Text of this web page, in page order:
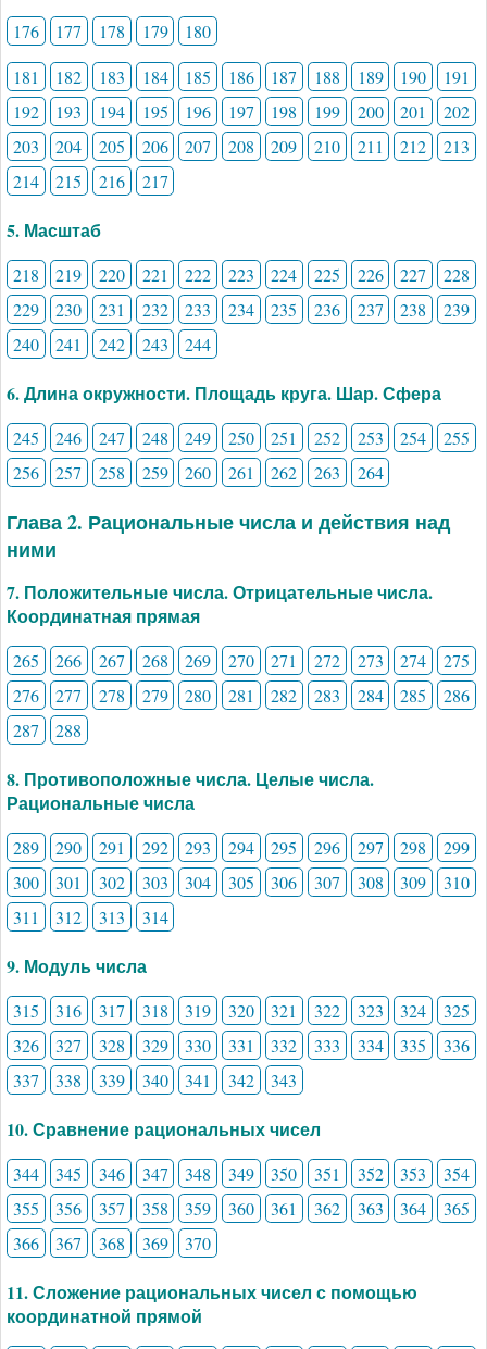
176 177 178 179
180
181
182 183 184 185 186 187 188 189 190
191
192
193 194 195 196 197 198 199 200 201
202
203
204 205 206 207 208 209 210 211 212
213
214
215 216 217
5. Масштаб
218 219 220 221 222 223 224 225 226 227
228
229
230 231 232 233 234 235 236 237 238
239
240
241 242 243 244
6. Длина окружности. Площадь круга. Шар. Сфера
245 246 247 248 249 250 251 252 253 254
255
256
257 258 259 260 261 262 263 264
Глава 2. Рациональные числа и действия над
ними
7. Положительные числа. Отрицательные числа.
Координатная прямая
265 266 267 268 269 270 271 272 273 274
275
276
277 278 279 280 281 282 283 284 285
286
287
288
8. Противоположные числа. Целые числа.
Рациональные числа
289 290 291 292 293 294 295 296 297 298
299
300
301 302 303 304 305 306 307 308 309
310
311
312 313 314
9. Модуль числа
315 316 317 318 319 320 321 322 323 324
325
326
327 328 329 330 331 332 333 334 335
336
337
338 339 340 341 342 343
10. Сравнение рациональных чисел
344 345 346 347 348 349 350 351 352 353
354
355
356 357 358 359 360 361 362 363 364
365
366
367 368 369 370
11. Сложение рациональных чисел с помощью
координатной прямой